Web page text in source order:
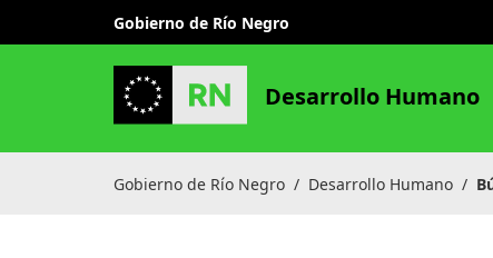
Gobierno de Río Negro
Desarrollo Humano
Gobierno de Río Negro / Desarrollo Humano /